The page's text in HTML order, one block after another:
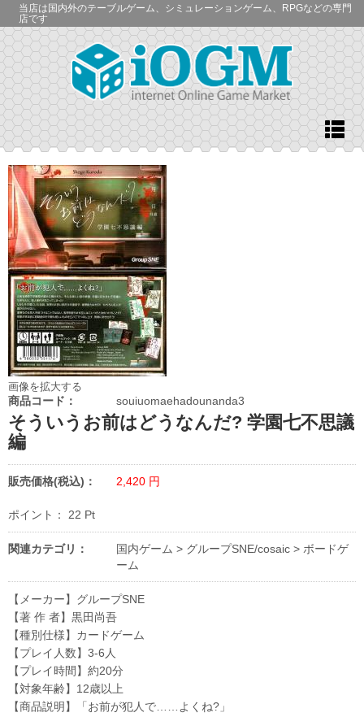
当店は国内外のテーブルゲーム、シミュレーションゲーム、RPGなどの専門
店です
画像を拡大する
商品コード： souiuomaehadounanda3
そういうお前はどうなんだ? 学園七不思議
編
販売価格(税込)： 2,420 円
ポイント： 22 Pt
関連カテゴリ： 国内ゲーム > グループSNE/cosaic > ボードゲ
ーム
【メーカー】グループSNE
【著 作 者】黒田尚吾
【種別仕様】カードゲーム
【プレイ人数】3-6人
【プレイ時間】約20分
【対象年齢】12歳以上
【商品説明】「お前が犯人で……よくね?」